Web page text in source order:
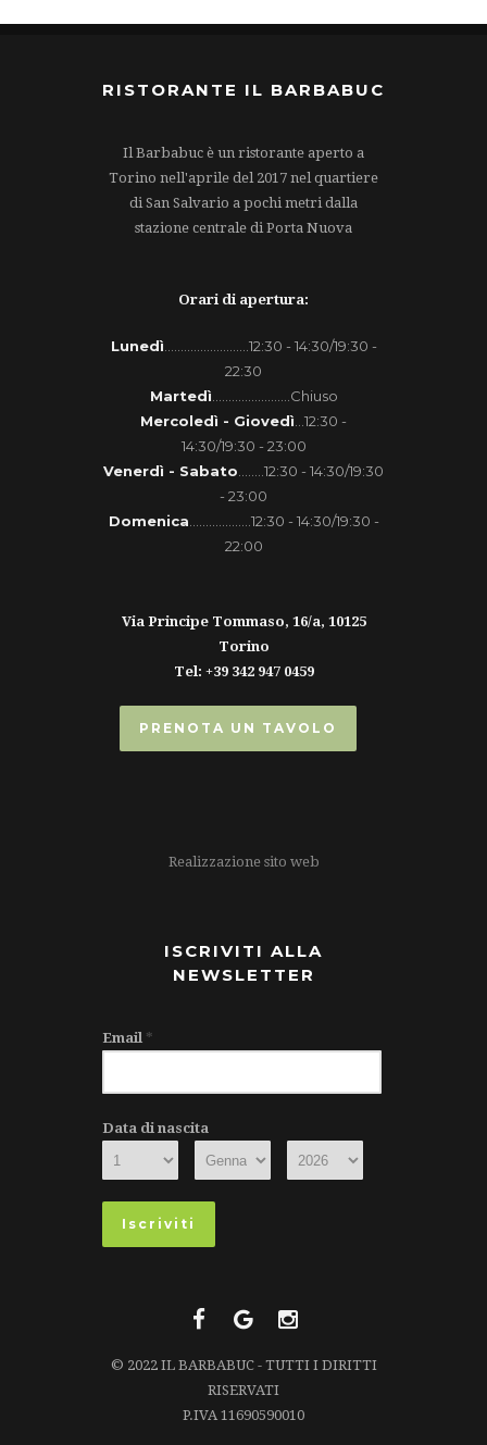
RISTORANTE IL BARBABUC
Il Barbabuc è un ristorante aperto a
Torino nell'aprile del 2017 nel quartiere
di San Salvario a pochi metri dalla
stazione centrale di Porta Nuova
Orari di apertura:
Lunedì..........................12:30 - 14:30/19:30 -
22:30
Martedì........................Chiuso
Mercoledì - Giovedì...12:30 -
14:30/19:30 - 23:00
Venerdì - Sabato........12:30 - 14:30/19:30
- 23:00
Domenica...................12:30 - 14:30/19:30 -
22:00
Via Principe Tommaso, 16/a, 10125
Torino
Tel: +39 342 947 0459
PRENOTA UN TAVOLO
Realizzazione sito web
ISCRIVITI ALLA
NEWSLETTER
Email *
Data di nascita
© 2022 IL BARBABUC - TUTTI I DIRITTI
RISERVATI
P.IVA 11690590010